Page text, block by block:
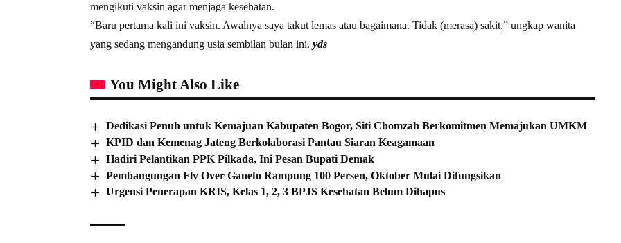
mengikuti vaksin agar menjaga kesehatan.
“Baru pertama kali ini vaksin. Awalnya saya takut lemas atau bagaimana. Tidak (merasa) sakit,” ungkap wanita
yang sedang mengandung usia sembilan bulan ini. yds
You Might Also Like
Dedikasi Penuh untuk Kemajuan Kabupaten Bogor, Siti Chomzah Berkomitmen Memajukan UMKM
KPID dan Kemenag Jateng Berkolaborasi Pantau Siaran Keagamaan
Hadiri Pelantikan PPK Pilkada, Ini Pesan Bupati Demak
Pembangungan Fly Over Ganefo Rampung 100 Persen, Oktober Mulai Difungsikan
Urgensi Penerapan KRIS, Kelas 1, 2, 3 BPJS Kesehatan Belum Dihapus